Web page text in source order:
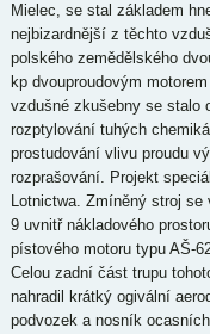
Mielec, se stal základem
nejbizardnější z těchto
polského zemědělského
kp dvouproudovým
vzdušné zkušebny se stalo
rozptylování tuhých
prostudování vlivu proudu
rozprašování. Projekt
Lotnictwa. Zmíněný stroj
9 uvnitř nákladového
pístového motoru typu AŠ-
Celou zadní část trupu
nahradil krátký ogivální
podvozek a nosník